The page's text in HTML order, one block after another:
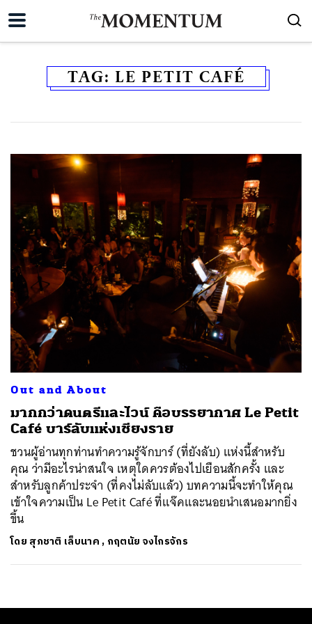
TAG: LE PETIT CAFÉ
Out and About
มากกว่าดนตรีและไวน์ คือบรรยากาศ Le Petit
Café บาร์ลับแห่งเชียงราย
ชวนผู้อ่านทุกท่านทำความรู้จักบาร์ (ที่ยังลับ) แห่งนี้สำหรับ
คุณ ว่ามีอะไรน่าสนใจ เหตุใดควรต้องไปเยือนสักครั้ง และ
สำหรับลูกค้าประจำ (ที่คงไม่ลับแล้ว) บทความนี้จะทำให้คุณ
เข้าใจความเป็น Le Petit Café ที่แจ๊คและนอยนำเสนอมากยิ่ง
ขึ้น
โดย สุภชาติ เล็บนาค , กฤตนัย จงไกรจักร
ค้นหา
SHARE TWEET LINE EMAIL